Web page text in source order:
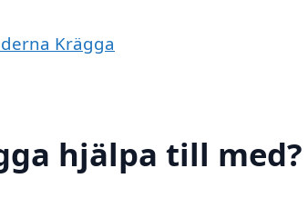
Krägga
hjälpa till med?